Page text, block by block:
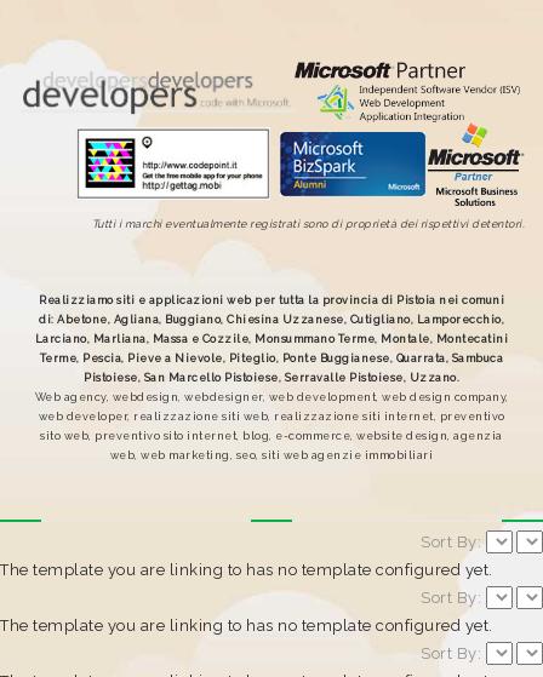
Tutti i marchi eventualmente registrati sono di proprietà dei rispettivi detentori.
Realizziamo siti e applicazioni web per tutta la provincia di Pistoia nei comuni
di: Abetone, Agliana, Buggiano, Chiesina Uzzanese, Cutigliano, Lamporecchio,
Larciano, Marliana, Massa e Cozzile, Monsummano Terme, Montale, Montecatini
Terme, Pescia, Pieve a Nievole, Piteglio, Ponte Buggianese, Quarrata, Sambuca
Pistoiese, San Marcello Pistoiese, Serravalle Pistoiese, Uzzano.
Web agency, webdesign, webdesigner, web development, web design company,
web developer, realizzazione siti web, realizzazione siti internet, preventivo
sito web, preventivo sito internet, blog, e-commerce, website design, agenzia
web, web marketing, seo, siti web agenzie immobiliari
Sort By:
The template you are linking to has no template configured yet.
Sort By:
The template you are linking to has no template configured yet.
Sort By: